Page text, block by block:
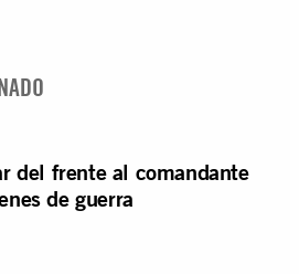
del frente al comandante
de guerra